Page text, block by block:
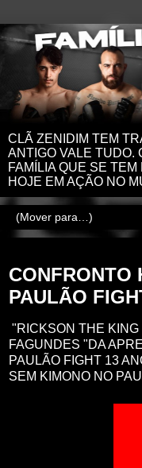
CLÃ ZENIDIM TEM
ANTIGO VALE TUDO.
FAMÍLIA QUE SE
HOJE EM AÇÃO NO
CONFRONTO
PAULÃO
"RICKSON THE
FAGUNDES "DA
PAULÃO FIGHT 13
SEM KIMONO NO